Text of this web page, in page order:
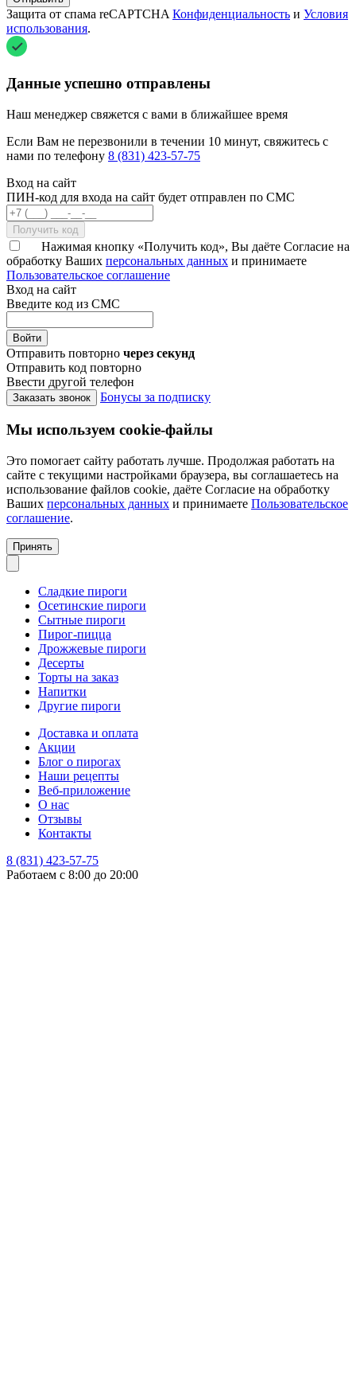
Защита от спама reCAPTCHA Конфиденциальность и Условия
использования.
Данные успешно отправлены
Наш менеджер свяжется с вами в ближайшее время
Если Вам не перезвонили в течении 10 минут, свяжитесь с
нами по телефону 8 (831) 423-57-75
Вход на сайт
ПИН-код для входа на сайт будет отправлен по СМС
Получить код
Нажимая кнопку «Получить код», Вы даёте Согласие на
обработку Ваших персональных данных и принимаете
Пользовательское соглашение
Вход на сайт
Введите код из СМС
Войти
Отправить повторно через секунд
Отправить код повторно
Ввести другой телефон
Заказать звонок Бонусы за подписку
Мы используем cookie-файлы
Это помогает сайту работать лучше. Продолжая работать на
сайте с текущими настройками браузера, вы соглашаетесь на
использование файлов cookie, даёте Согласие на обработку
Ваших персональных данных и принимаете Пользовательское
соглашение.
Принять
Сладкие пироги
Осетинские пироги
Сытные пироги
Пирог-пицца
Дрожжевые пироги
Десерты
Торты на заказ
Напитки
Другие пироги
Доставка и оплата
Акции
Блог о пирогах
Наши рецепты
Веб-приложение
О нас
Отзывы
Контакты
8 (831) 423-57-75
Работаем с 8:00 до 20:00